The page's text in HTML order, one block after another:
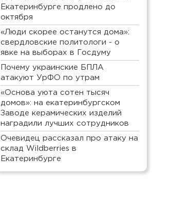
Екатеринбурге продлено до
октября
«Люди скорее останутся дома»:
свердловские политологи - о
явке на выборах в Госдуму
Почему украинские БПЛА
атакуют УрФО по утрам
«Основа уюта сотен тысяч
домов»: на екатеринбургском
Заводе керамических изделий
наградили лучших сотрудников
Очевидец рассказал про атаку на
склад Wildberries в
Екатеринбурге